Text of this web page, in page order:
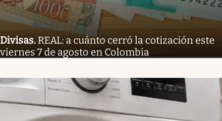
Divisas. REAL: a cuánto cerró la cotización este
viernes 7 de agosto en Colombia